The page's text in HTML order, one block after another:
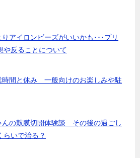
アイロンビーズがいいかも･･･プリ
や反ることについて
時間と休み 一般向けのお楽しみや駐
の鼓膜切開体験談 その後の過ごし
らいで治る？